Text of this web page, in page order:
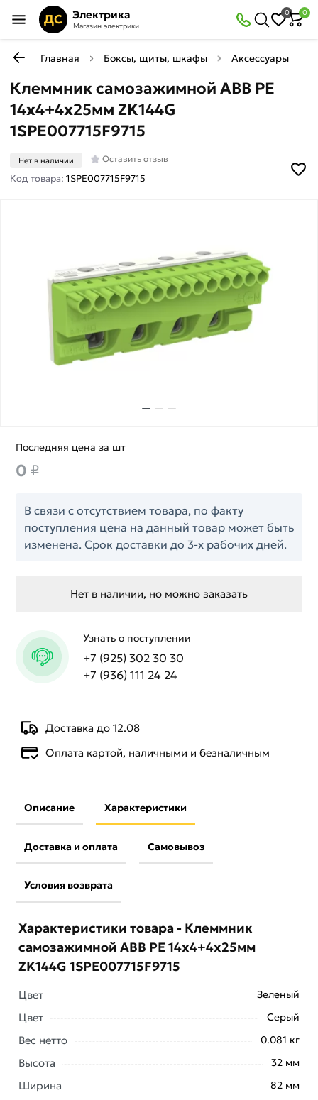
ДС Электрика
Магазин электрики
0 0
Главная Боксы, щиты, шкафы Аксессуары для
Клеммник самозажимной ABB PE
14x4+4x25мм ZK144G
1SPE007715F9715
Нет в наличии Оставить отзыв
Код товара:1SPE007715F9715
Доставка до 12.08
Оплата картой, наличными и безналичным
Последняя цена за шт
0 ₽
В связи с отсутствием товара, по факту
поступления цена на данный товар может быть
изменена. Срок доставки до 3-х рабочих дней.
Нет в наличии, но можно заказать
Узнать о поступлении
+7 (925) 302 30 30
+7 (936) 111 24 24
Описание Характеристики
Доставка и оплата Самовывоз
Условия возврата
Условия доставки и цены на товар Клеммник
самозажимной ABB PE 14x4+4x25мм ZK144G
1SPE007715F9715 из категории
Шины заземления и
Характеристики товара - Клеммник
самозажимной ABB PE 14x4+4x25мм
ZK144G 1SPE007715F9715
Цвет Зеленый
Цвет Серый
Вес нетто 0.081 кг
Высота 32 мм
Ширина 82 мм